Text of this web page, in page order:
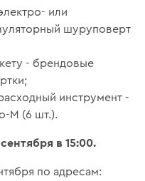
или
шуруповерт
- брендовые
инструмент -
М (6 шт.).
в 15:00.
по адресам: